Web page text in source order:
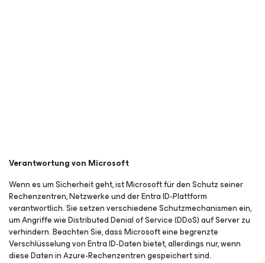
Verantwortung von Microsoft
Wenn es um Sicherheit geht, ist Microsoft für den Schutz seiner
Rechenzentren, Netzwerke und der Entra ID-Plattform
verantwortlich. Sie setzen verschiedene Schutzmechanismen ein,
um Angriffe wie Distributed Denial of Service (DDoS) auf Server zu
verhindern. Beachten Sie, dass Microsofteine begrenzte
Verschlüsselung von Entra ID-Daten bietet, allerdings nur, wenn
diese Daten in Azure-Rechenzentren gespeichert sind.